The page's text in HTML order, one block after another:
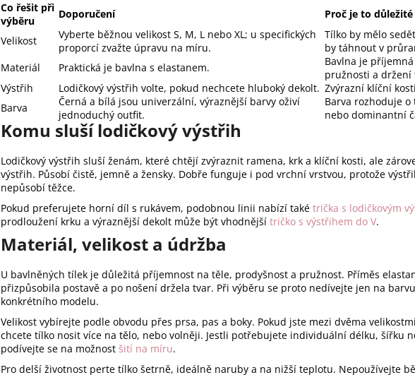
Co řešit při
výběru
Doporučení
Proč je to důležité
Velikost
Vyberte běžnou velikost S, M, L nebo XL; u specifických
proporcí zvažte úpravu na míru.
Tílko by mělo
by táhnout v
Materiál
Praktická je bavlna s elastanem.
Bavlna je
pružnosti a držení
Výstřih
Lodičkový výstřih volte, pokud nechcete hluboký dekolt. Zvýrazní klíční
Barva
Černá a bílá jsou univerzální, výraznější barvy oživí
jednoduchý outfit.
Barva rozhoduje
nebo dominantní
Komu sluší lodičkový výstřih
Lodičkový výstřih sluší ženám, které chtějí zvýraznit ramena, krk a klíční kosti, ale
výstřih. Působí čistě, jemně a žensky. Dobře funguje i pod vrchní vrstvou, protože
nepůsobí těžce.
Pokud preferujete horní díl s rukávem, podobnou linii nabízí také trička s lodičkovým
prodloužení krku a výraznější dekolt může být vhodnější tričko s výstřihem do V.
Materiál, velikost a údržba
U bavlněných tílek je důležitá příjemnost na těle, prodyšnost a pružnost. Příměs
přizpůsobila postavě a po nošení držela tvar. Při výběru se proto nedívejte jen na
konkrétního modelu.
Velikost vybírejte podle obvodu přes prsa, pas a boky. Pokud jste mezi dvěma
chcete tílko nosit více na tělo, nebo volněji. Jestli potřebujete individuální délku, šířku
podívejte se na možnost šití na míru.
Pro delší životnost perte tílko šetrně, ideálně naruby a na nižší teplotu. Nepoužívejte